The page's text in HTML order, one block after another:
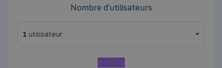
Nombre d'utilisateurs
1 utilisateur
Achète